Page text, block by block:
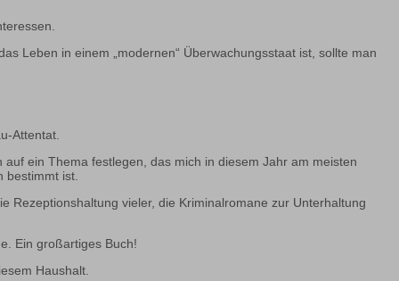
Leben in einem „modernen“ Überwachungsstaat ist, sollte man
Attentat.
ein Thema festlegen, das mich in diesem Jahr am meisten
bestimmt ist.
Rezeptionshaltung vieler, die Kriminalromane zur Unterhaltung
Ein großartiges Buch!
Haushalt.